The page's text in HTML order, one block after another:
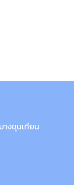
างขุนเทียน